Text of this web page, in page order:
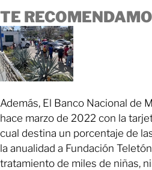
TE
Además, El Banco Nacional de
hace marzo de 2022 con la
cual destina un porcentaje de
la anualidad a Fundación
tratamiento de miles de niñas,